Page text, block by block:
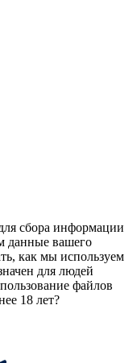
сбора информации
данные вашего
как мы используем
для людей
файлов
18 лет?